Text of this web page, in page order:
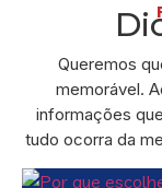
Queremos
memorável.
informações
tudo ocorra da